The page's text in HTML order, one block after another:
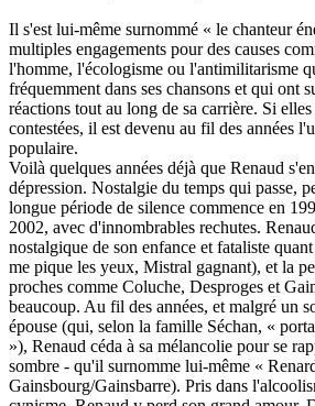
Il s'est lui-même surnommé « le chanteur
multiples engagements pour des causes
l'homme, l'écologisme ou l'antimilitarisme
fréquemment dans ses chansons et qui ont
réactions tout au long de sa carrière. Si
contestées, il est devenu au fil des années
populaire.
Voilà quelques années déjà que Renaud
dépression. Nostalgie du temps qui passe,
longue période de silence commence en
2002, avec d'innombrables rechutes.
nostalgique de son enfance et fataliste
me pique les yeux, Mistral gagnant), et la
proches comme Coluche, Desproges et
beaucoup. Au fil des années, et malgré un
épouse (qui, selon la famille Séchan, «
»), Renaud céda à sa mélancolie pour se
sombre - qu'il surnomme lui-même «
Gainsbourg/Gainsbarre). Pris dans